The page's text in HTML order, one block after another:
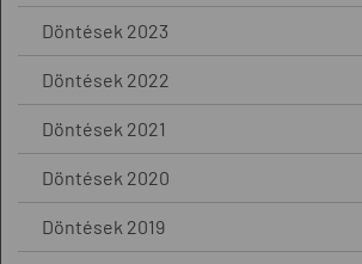
Döntések 2023
Döntések 2022
Döntések 2021
Döntések 2020
Döntések 2019